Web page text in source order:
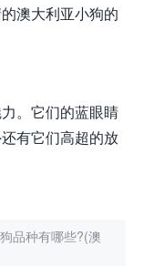
澳大利亚小狗的
。它们的蓝眼睛
有它们高超的放
品种有哪些?(澳